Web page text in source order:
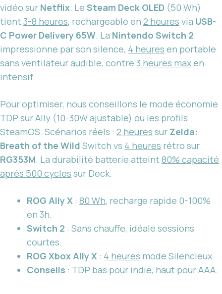
vidéo sur Netflix. Le Steam Deck OLED (50 Wh)
tient3-8 heures, rechargeable en 2 heures via USB-
C Power Delivery 65W. La Nintendo Switch 2
impressionne par son silence, 4 heures en portable
sans ventilateur audible, contre 3 heures maxen
intensif.
Pour optimiser, nous conseillons le mode économie
TDP sur Ally (10-30W ajustable) ou les profils
SteamOS. Scénarios réels : 2 heures sur Zelda:
Breath of the Wild Switch vs 4 heures rétro sur
RG353M. La durabilité batterie atteint80% capacité
après 500 cycles sur Deck.
ROG Ally X : 80 Wh, recharge rapide 0-100%
en 3h.
Switch 2 : Sans chauffe, idéale sessions
courtes.
ROG Xbox Ally X : 4 heures mode Silencieux.
Conseils : TDP bas pour indie, haut pour AAA.